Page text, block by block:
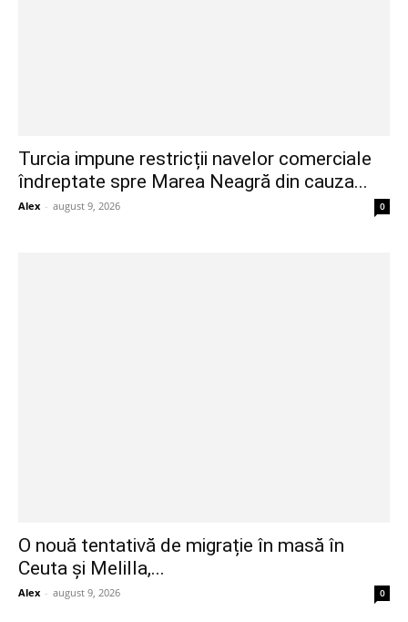
Turcia impune restricții navelor comerciale
îndreptate spre Marea Neagră din cauza...
Alex - august 9, 2026 0
O nouă tentativă de migrație în masă în
Ceuta și Melilla,...
Alex - august 9, 2026 0